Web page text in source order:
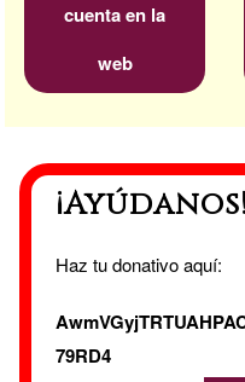
cuenta en la
web
¡Ayúdanos!
Haz tu donativo aquí:
79RD4